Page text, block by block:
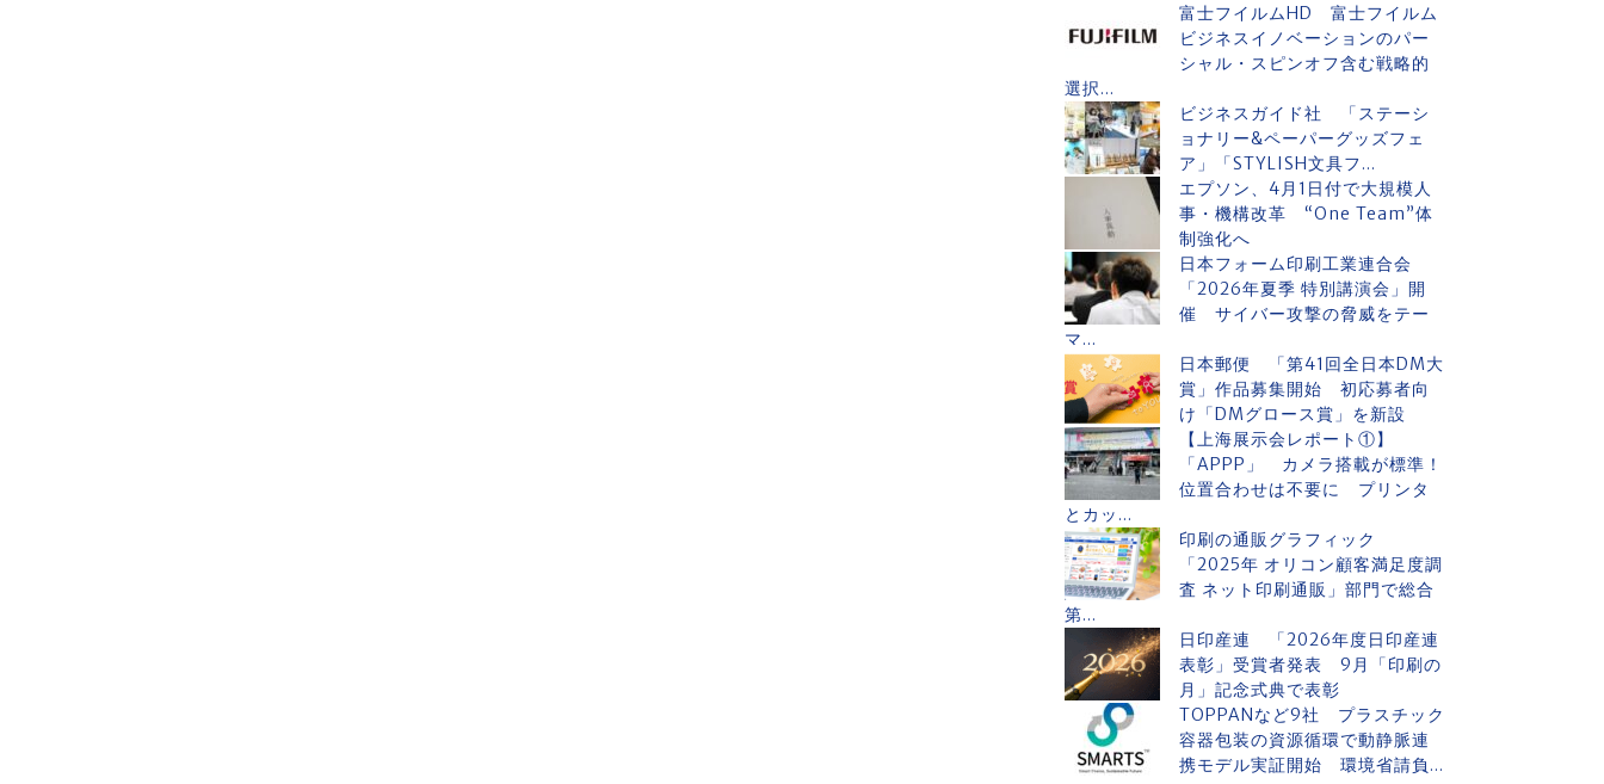
富士フイルムHD 富士フイルム
ビジネスイノベーションのパー
シャル・スピンオフ含む戦略的
選択...
ビジネスガイド社 「ステーシ
ョナリー&ペーパーグッズフェ
ア」「STYLISH文具フ...
エプソン、4月1日付で大規模人
事・機構改革 “One Team”体
制強化へ
日本フォーム印刷工業連合会
「2026年夏季 特別講演会」開
催 サイバー攻撃の脅威をテー
マ...
日本郵便 「第41回全日本DM大
賞」作品募集開始 初応募者向
け「DMグロース賞」を新設
【上海展示会レポート①】
「APPP」 カメラ搭載が標準！
位置合わせは不要に プリンタ
とカッ...
印刷の通販グラフィック
「2025年 オリコン顧客満足度調
査 ネット印刷通販」部門で総合
第...
日印産連 「2026年度日印産連
表彰」受賞者発表 9月「印刷の
月」記念式典で表彰
TOPPANなど9社 プラスチック
容器包装の資源循環で動静脈連
携モデル実証開始 環境省請負...